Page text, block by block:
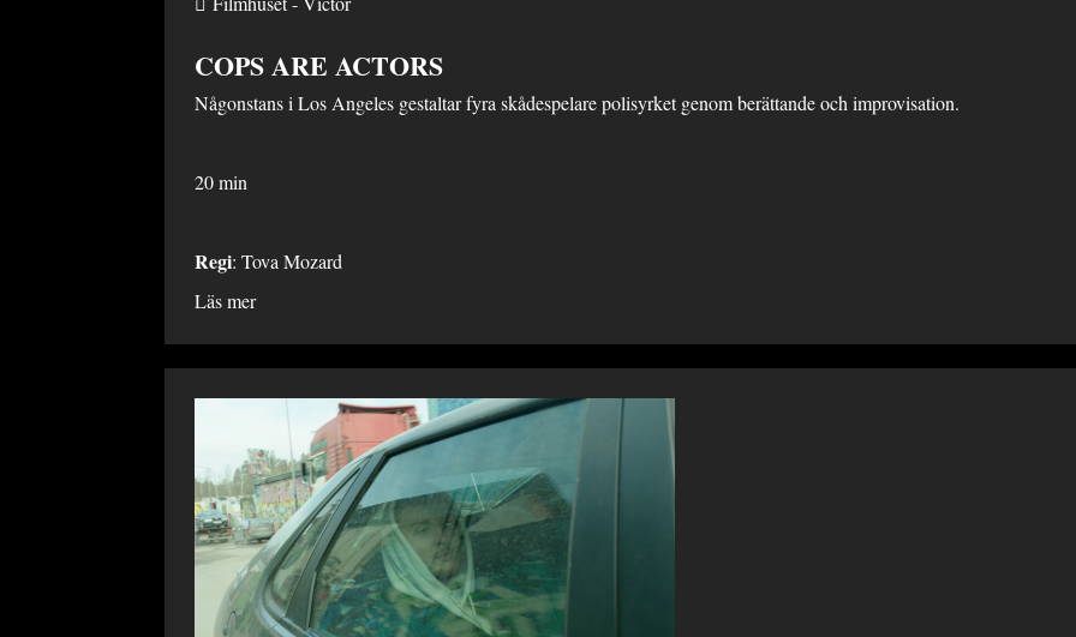
COPS ARE ACTORS
Någonstans i Los Angeles gestaltar fyra skådespelare polisyrket genom berättande och improvisation.
20 min
Regi: Tova Mozard
Läs mer